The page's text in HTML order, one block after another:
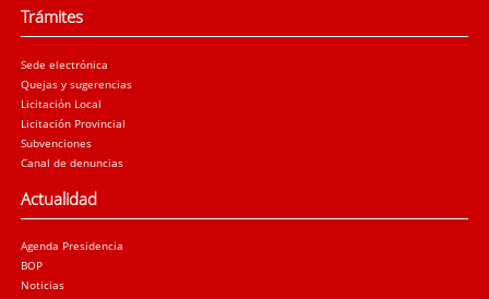
Trámites
Sede electrónica
Quejas y sugerencias
Licitación Local
Licitación Provincial
Subvenciones
Canal de denuncias
Actualidad
Agenda Presidencia
BOP
Noticias